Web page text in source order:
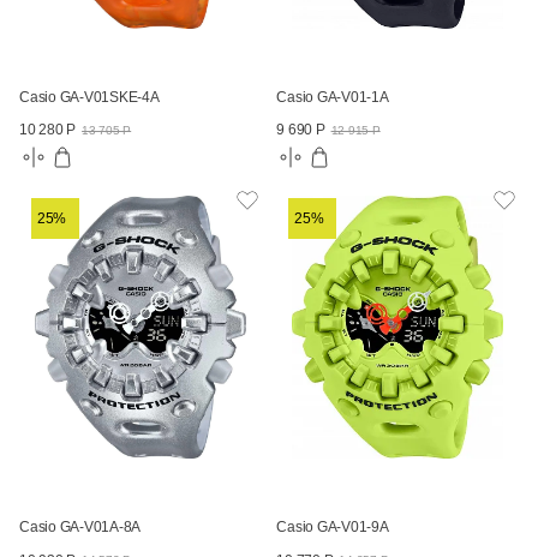
Casio GA-V01SKE-4A
10 280 Р 13 705 Р
Casio GA-V01-1A
9 690 Р 12 915 Р
25%
Casio GA-V01A-8A
25%
Casio GA-V01-9A